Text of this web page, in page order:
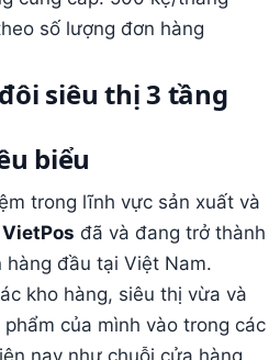
số lượng đơn hàng
siêu thị 3 tầng
biểu
trong lĩnh vực sản xuất và
VietPos đã và đang trở thành
đầu tại Việt Nam.
kho hàng, siêu thị vừa và
của mình vào trong các